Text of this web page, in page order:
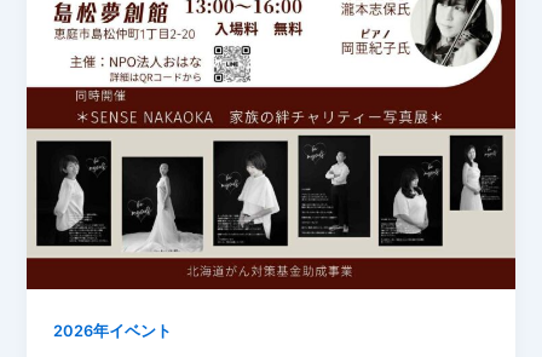
2026年イベント